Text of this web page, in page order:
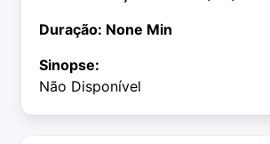
Duração: None Min
Sinopse:
Não Disponível